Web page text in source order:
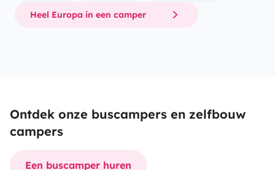
Heel Europa in een camper
Ontdek onze buscampers en zelfbouw
campers
Een buscamper huren